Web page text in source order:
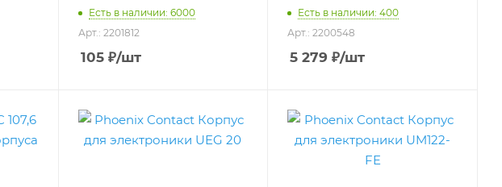
Есть в наличии: 6000
Арт.: 2201812
105₽/шт
Есть в наличии: 400
Арт.: 2200548
5 279 ₽/шт